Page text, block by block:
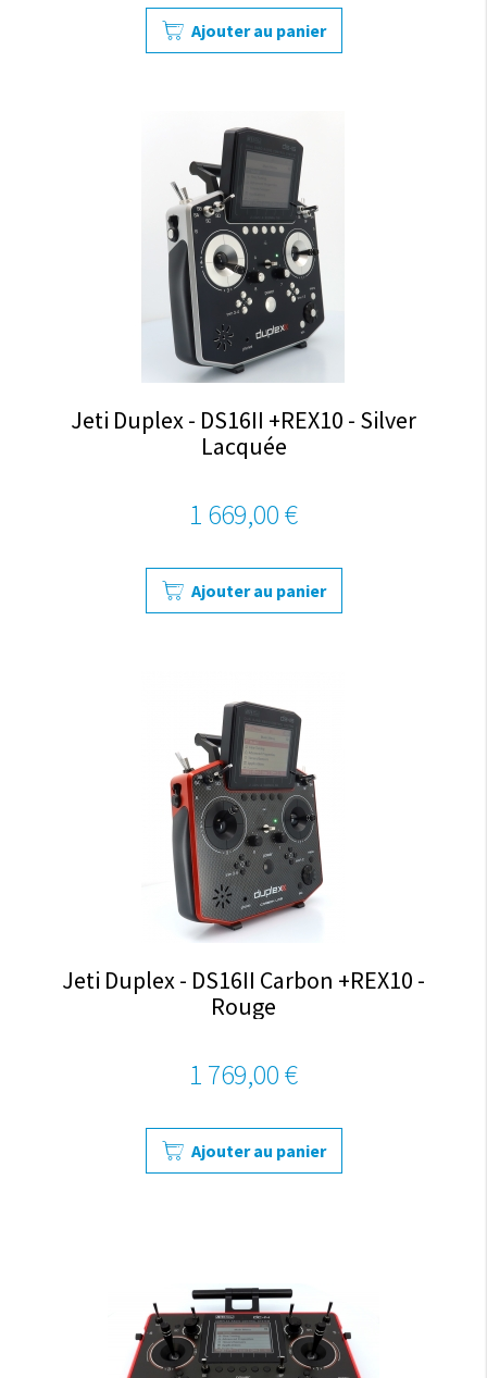
Ajouter au panier
Jeti Duplex - DS16II +REX10 - Silver
Lacquée
1 669,00 €
Ajouter au panier
Jeti Duplex - DS16II Carbon +REX10 -
Rouge
1 769,00 €
Ajouter au panier